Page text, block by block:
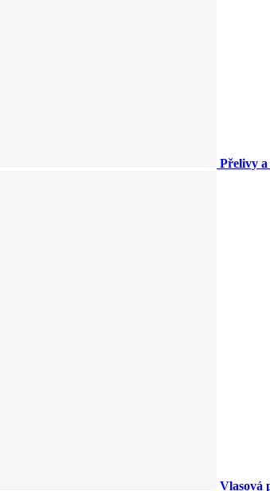
Přelivy a
Vlasová